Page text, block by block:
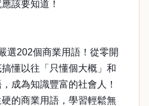
該要知道！
選202個商業用語！從零開
懂以往「只懂個大概」和
成為知識豐富的社會人！
的商業用語，學習輕鬆無